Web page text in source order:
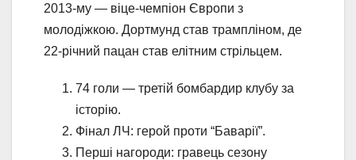
2013-му — віце-чемпіон Європи з
молодіжкою. Дортмунд став трампліном, де
22-річний пацан став елітним стрільцем.
74 голи — третій бомбардир клубу за
історію.
Фінал ЛЧ: герой проти “Баварії”.
Перші нагороди: гравець сезону